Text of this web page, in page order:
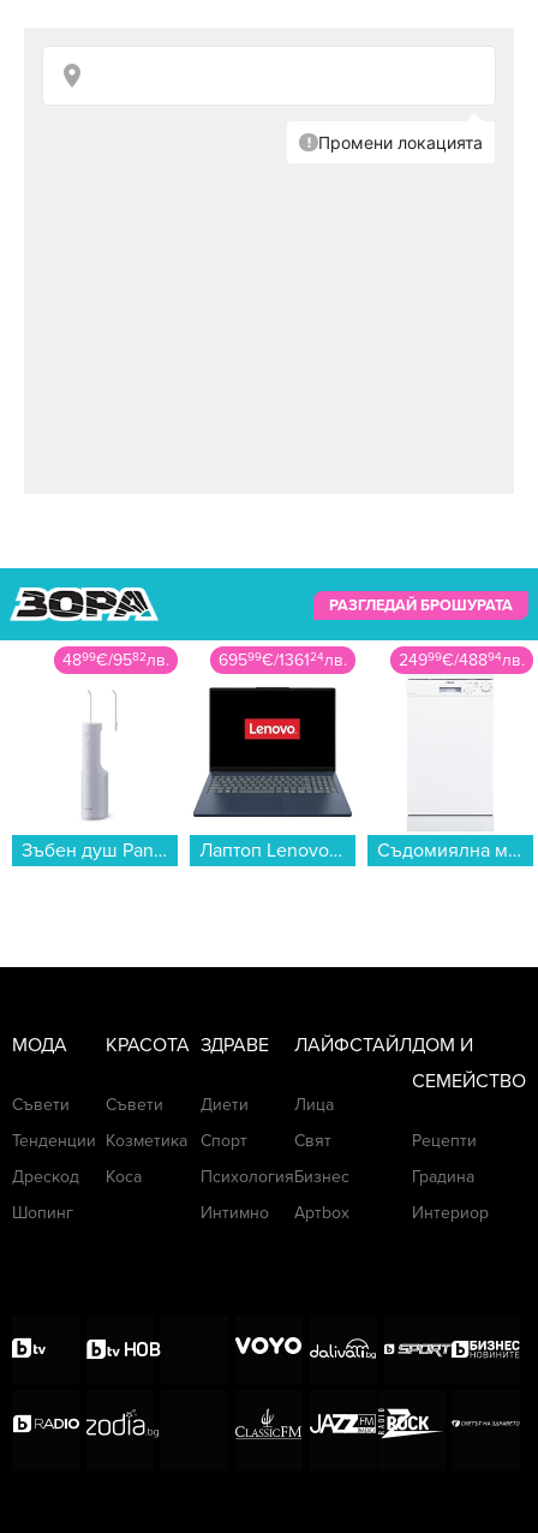
РАЗГЛЕДАЙ БРОШУРАТА
69599€/136124лв.
Лаптоп Lenovo IDEAPAD SLIM 3 16AHP10 83KB002VBM , 1000GB SSD , 16.00 , 24 , AMD Radeon 780M Graphics , AMD Ryzen 7 8840HS OCTA CORE , Без OS...
24999€/48894лв.
Съдомиялна машина Finlux DWF 4561AWH , 10 комплекта, 450 Ш, мм, E...
24999€/48894лв.
Телевизор Hisense 43E7Q , 109 см, 3840x2160 UHD-4K , 43 inch, QLED ...
МОДА
Съвети
Тенденции
Дрескод
Шопинг
КРАСОТА
Съвети
Козметика
Коса
ЗДРАВЕ
Диети
Спорт
Психология
Интимно
ЛАЙФСТАЙЛ
Лица
Свят
Бизнес
Артbox
ДОМ И
СЕМЕЙСТВО
Рецепти
Градина
Интериор